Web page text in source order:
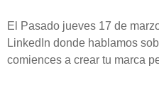
El Pasado jueves 17 de
LinkedIn donde hablamos
comiences a crear tu marca